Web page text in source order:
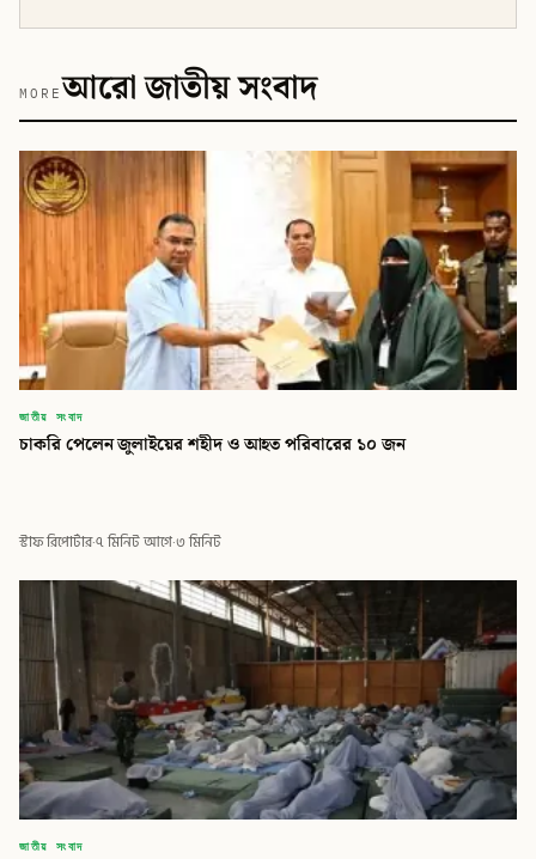
MOREআরো জাতীয় সংবাদ
জাতীয় সংবাদ
চাকরি পেলেন জুলাইয়ের শহীদ ও আহত পরিবারের ১০ জন
স্টাফ রিপোর্টার·৭ মিনিট আগে·৩ মিনিট
জাতীয় সংবাদ